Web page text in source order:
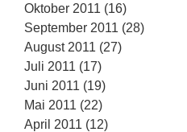
Oktober 2011 (16)
September 2011 (28)
August 2011 (27)
Juli 2011 (17)
Juni 2011 (19)
Mai 2011 (22)
April 2011 (12)